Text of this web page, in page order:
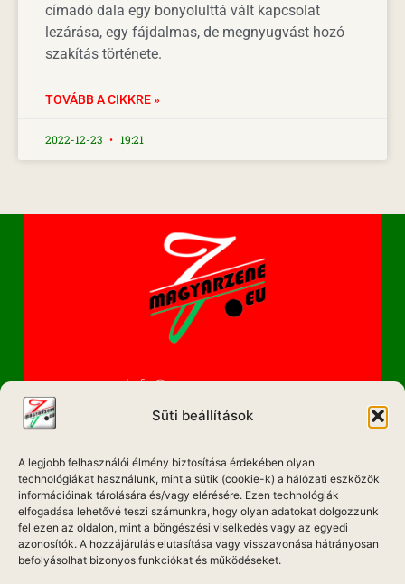
Süti beállítások
A legjobb felhasználói élmény biztosítása érdekében olyan
technológiákat használunk, mint a sütik (cookie-k) a hálózati eszközök
információinak tárolására és/vagy elérésére. Ezen technológiák
elfogadása lehetővé teszi számunkra, hogy olyan adatokat dolgozzunk
fel ezen az oldalon, mint a böngészési viselkedés vagy az egyedi
azonosítók. A hozzájárulás elutasítása vagy visszavonása hátrányosan
befolyásolhat bizonyos funkciókat és működéseket.
címadó dala egy bonyolulttá vált kapcsolat
lezárása, egy fájdalmas, de megnyugvást hozó
szakítás története.
TOVÁBB A CIKKRE »
2022-12-23 19:21
info@magyarzene.eu
IMPRESSZUM
ETIKAI KÓDEX
MÉDIA AJÁNLAT
ADATKEZELÉSI NYILATKOZAT